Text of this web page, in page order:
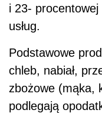
i 23-
usług.
Podstawowe
chleb, nabiał,
zbożowe (mąka,
podlegają